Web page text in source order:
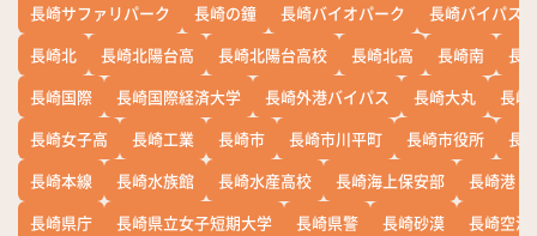
長崎サファリパーク
長崎の鐘 長崎バイオパーク
長崎バイパス
長崎北
長崎北陽台高 長崎北陽台高校 長崎北高 長崎南
長
長崎国際
長崎国際経済大学 長崎外港バイパス 長崎大丸
長崎
長崎女子高
長崎工業 長崎市 長崎市川平町 長崎市役所
長
長崎本線
長崎水族館 長崎水産高校 長崎海上保安部
長崎港
長崎県庁
長崎県立女子短期大学 長崎県警 長崎砂漠
長崎空港